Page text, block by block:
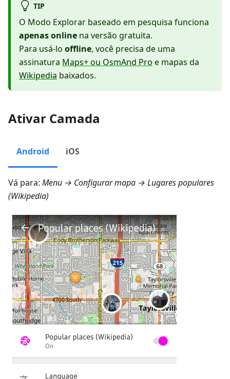
TIP
O Modo Explorar baseado em pesquisa funciona
apenas online na versão gratuita.
Para usá-lo offline, você precisa de uma
assinatura Maps+ ou OsmAnd Pro e mapas da
Wikipedia baixados.
Ativar Camada
Android iOS
Vá para: Menu → Configurar mapa → Lugares populares
(Wikipedia)